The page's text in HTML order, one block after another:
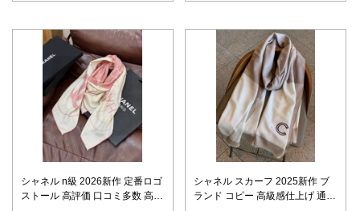
シャネル n級 2026新作 定番ロゴ
ストール 高評価 口コミ多数 高再
シャネル スカーフ 2025新作 ブ
ランド コピー 高級感仕上げ 通気